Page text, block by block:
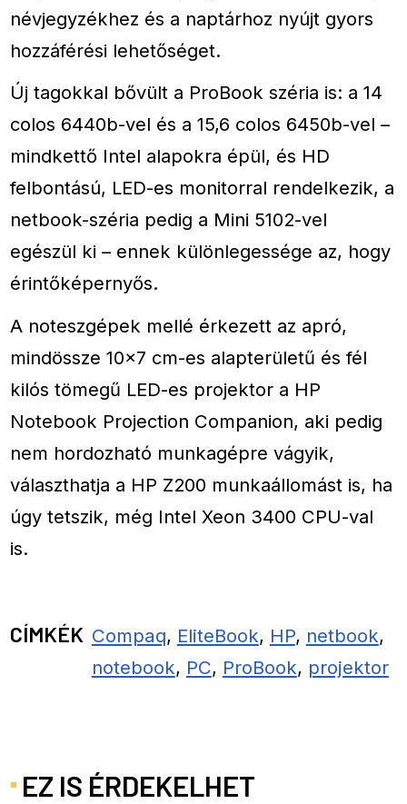
névjegyzékhez és a naptárhoz nyújt gyors
hozzáférési lehetőséget.
Új tagokkal bővült a ProBook széria is: a 14
colos 6440b-vel és a 15,6 colos 6450b-vel –
mindkettő Intel alapokra épül, és HD
felbontású, LED-es monitorral rendelkezik, a
netbook-széria pedig a Mini 5102-vel
egészül ki – ennek különlegessége az, hogy
érintőképernyős.
A noteszgépek mellé érkezett az apró,
mindössze 10×7 cm-es alapterületű és fél
kilós tömegű LED-es projektor a HP
Notebook Projection Companion, aki pedig
nem hordozható munkagépre vágyik,
választhatja a HP Z200 munkaállomást is, ha
úgy tetszik, még Intel Xeon 3400 CPU-val
is.
CÍMKÉK Compaq, EliteBook, HP, netbook,
notebook, PC, ProBook, projektor
EZ IS ÉRDEKELHET